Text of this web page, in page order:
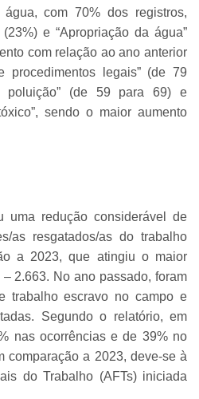
com 70% dos registros,
e “Apropriação da água”
com relação ao ano anterior
procedimentos legais” (de 79
poluição” (de 59 para 69) e
sendo o maior aumento
uma redução considerável de
as resgatados/as do trabalho
a 2023, que atingiu o maior
2.663. No ano passado, foram
trabalho escravo no campo e
Segundo o relatório, em
nas ocorrências e de 39% no
comparação a 2023, deve-se à
do Trabalho (AFTs) iniciada